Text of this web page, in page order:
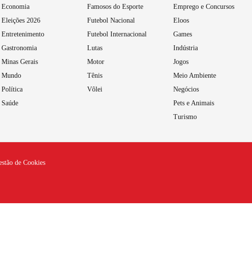
Economia
Eleições 2026
Entretenimento
Gastronomia
Minas Gerais
Mundo
Política
Saúde
Famosos do Esporte
Futebol Nacional
Futebol Internacional
Lutas
Motor
Tênis
Vôlei
Emprego e Concursos
Eloos
Games
Indústria
Jogos
Meio Ambiente
Negócios
Pets e Animais
Turismo
de Cookies